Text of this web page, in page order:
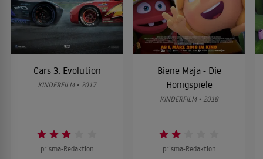
Cars 3: Evolution
KINDERFILM • 2017
prisma-Redaktion
Biene Maja - Die
Honigspiele
KINDERFILM • 2018
prisma-Redaktion